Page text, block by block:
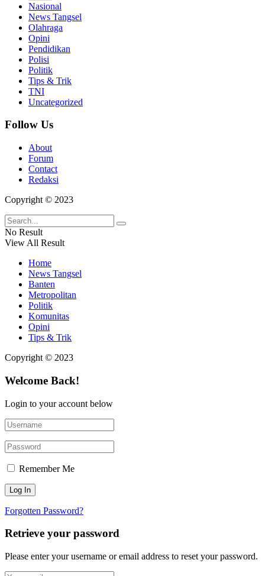
Nasional
News Tangsel
Olahraga
Opini
Pendidikan
Polisi
Politik
Tips & Trik
TNI
Uncategorized
Follow Us
About
Forum
Contact
Redaksi
Copyright © 2023
No Result
View All Result
Home
News Tangsel
Banten
Metropolitan
Politik
Komunitas
Opini
Tips & Trik
Copyright © 2023
Welcome Back!
Login to your account below
Remember Me
Forgotten Password?
Retrieve your password
Please enter your username or email address to reset your password.